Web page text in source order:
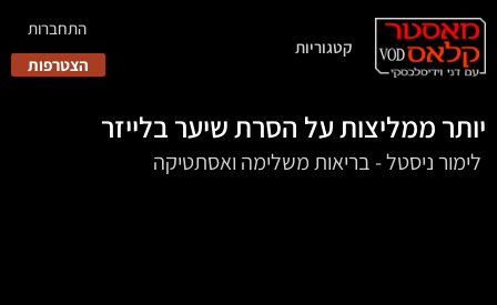
קטגוריות
התחברות
הצטרפות
יותר ממליצות על הסרת שיער בלייזר
‏‏‏‏‏‏‏‏‏‏‏ לימור ניסטל - בריאות משלימה ואסתטיקה